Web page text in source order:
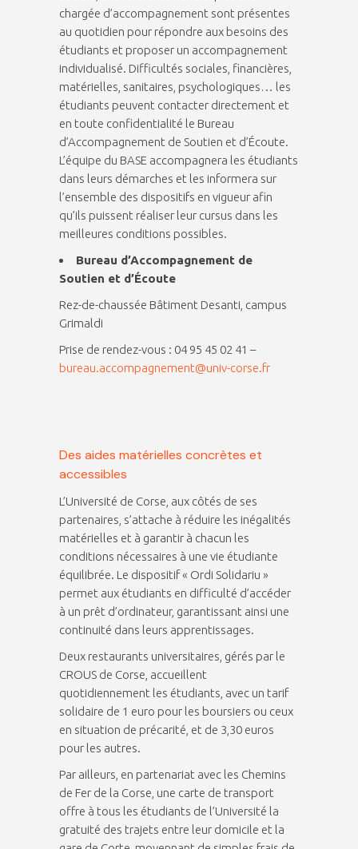
chargée d’accompagnement sont présentes
au quotidien pour répondre aux besoins des
étudiants et proposer un accompagnement
individualisé. Difficultés sociales, financières,
matérielles, sanitaires, psychologiques… les
étudiants peuvent contacter directement et
en toute confidentialité le Bureau
d’Accompagnement de Soutien et d’Écoute.
L’équipe du BASE accompagnera les étudiants
dans leurs démarches et les informera sur
l’ensemble des dispositifs en vigueur afin
qu’ils puissent réaliser leur cursus dans les
meilleures conditions possibles.
Bureau d’Accompagnement de
Soutien et d’Écoute
Rez-de-chaussée Bâtiment Desanti, campus
Grimaldi
Prise de rendez-vous : 04 95 45 02 41 –
bureau.accompagnement@univ-corse.fr
Des aides matérielles concrètes et
accessibles
L’Université de Corse, aux côtés de ses
partenaires, s’attache à réduire les inégalités
matérielles et à garantir à chacun les
conditions nécessaires à une vie étudiante
équilibrée. Le dispositif « Ordi Solidariu »
permet aux étudiants en difficulté d’accéder
à un prêt d’ordinateur, garantissant ainsi une
continuité dans leurs apprentissages.
Deux restaurants universitaires, gérés par le
CROUS de Corse, accueillent
quotidiennement les étudiants, avec un tarif
solidaire de 1 euro pour les boursiers ou ceux
en situation de précarité, et de 3,30 euros
pour les autres.
Par ailleurs, en partenariat avec les Chemins
de Fer de la Corse, une carte de transport
offre à tous les étudiants de l’Université la
gratuité des trajets entre leur domicile et la